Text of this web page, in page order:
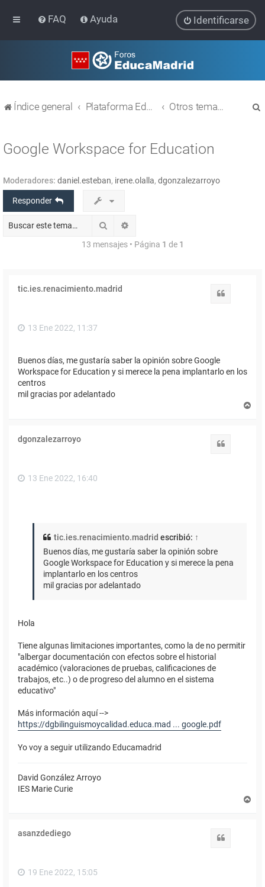
FAQ Ayuda Identificarse
Índice general Plataforma Educativa EducaMadrid Otros temas relacionados con las TIC
Google Workspace for Education
Moderadores: daniel.esteban, irene.olalla, dgonzalezarroyo
Responder
Buscar
13 mensajes • Página 1 de 1
tic.ies.renacimiento.madrid
13 Ene 2022, 11:37
Buenos días, me gustaría saber la opinión sobre Google
Workspace for Education y si merece la pena implantarlo en los
centros
mil gracias por adelantado
dgonzalezarroyo
13 Ene 2022, 16:40
tic.ies.renacimiento.madrid escribió: ↑
Buenos días, me gustaría saber la opinión sobre
Google Workspace for Education y si merece la pena
implantarlo en los centros
mil gracias por adelantado
Hola
Tiene algunas limitaciones importantes, como la de no permitir
"albergar documentación con efectos sobre el historial
académico (valoraciones de pruebas, calificaciones de
trabajos, etc..) o de progreso del alumno en el sistema
educativo"
Más información aquí -->
https://dgbilinguismoycalidad.educa.mad ... google.pdf
Yo voy a seguir utilizando Educamadrid
David González Arroyo
IES Marie Curie
asanzdediego
19 Ene 2022, 15:05